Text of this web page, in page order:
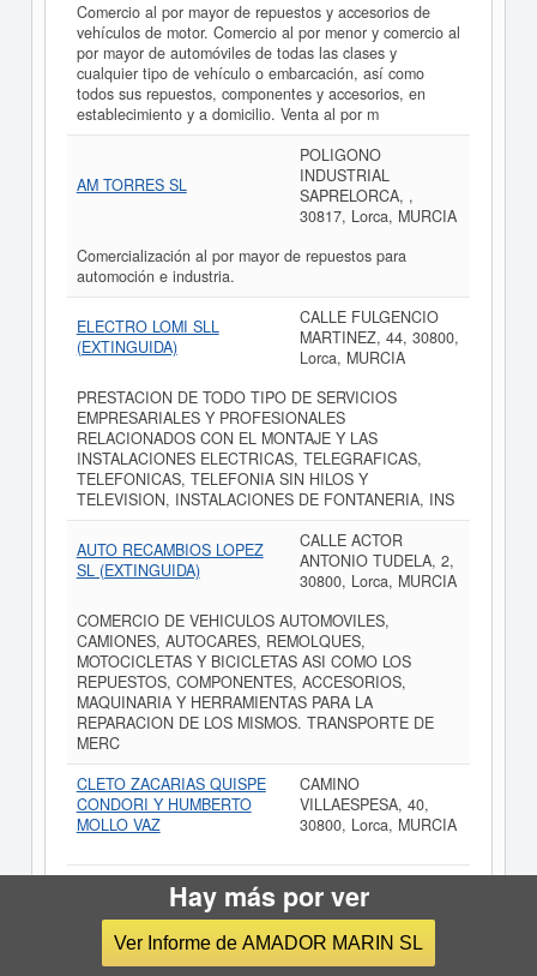
Comercio al por mayor de repuestos y accesorios de
vehículos de motor. Comercio al por menor y comercio al
por mayor de automóviles de todas las clases y
cualquier tipo de vehículo o embarcación, así como
todos sus repuestos, componentes y accesorios, en
establecimiento y a domicilio. Venta al por m
AM TORRES SL
POLIGONO
INDUSTRIAL
SAPRELORCA, ,
30817, Lorca, MURCIA
Comercialización al por mayor de repuestos para
automoción e industria.
ELECTRO LOMI SLL
(EXTINGUIDA)
CALLE FULGENCIO
MARTINEZ, 44, 30800,
Lorca, MURCIA
PRESTACION DE TODO TIPO DE SERVICIOS
EMPRESARIALES Y PROFESIONALES
RELACIONADOS CON EL MONTAJE Y LAS
INSTALACIONES ELECTRICAS, TELEGRAFICAS,
TELEFONICAS, TELEFONIA SIN HILOS Y
TELEVISION, INSTALACIONES DE FONTANERIA, INS
AUTO RECAMBIOS LOPEZ
SL (EXTINGUIDA)
CALLE ACTOR
ANTONIO TUDELA, 2,
30800, Lorca, MURCIA
COMERCIO DE VEHICULOS AUTOMOVILES,
CAMIONES, AUTOCARES, REMOLQUES,
MOTOCICLETAS Y BICICLETAS ASI COMO LOS
REPUESTOS, COMPONENTES, ACCESORIOS,
MAQUINARIA Y HERRAMIENTAS PARA LA
REPARACION DE LOS MISMOS. TRANSPORTE DE
MERC
CLETO ZACARIAS QUISPE
CONDORI Y HUMBERTO
MOLLO VAZ
CAMINO
VILLAESPESA, 40,
30800, Lorca, MURCIA
Preguntas frecuentes sobre
Hay más por ver
Ver Informe de AMADOR MARIN SL